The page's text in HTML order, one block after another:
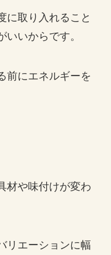
に取り入れること
いからです。
前にエネルギーを
材や味付けが変わ
リエーションに幅